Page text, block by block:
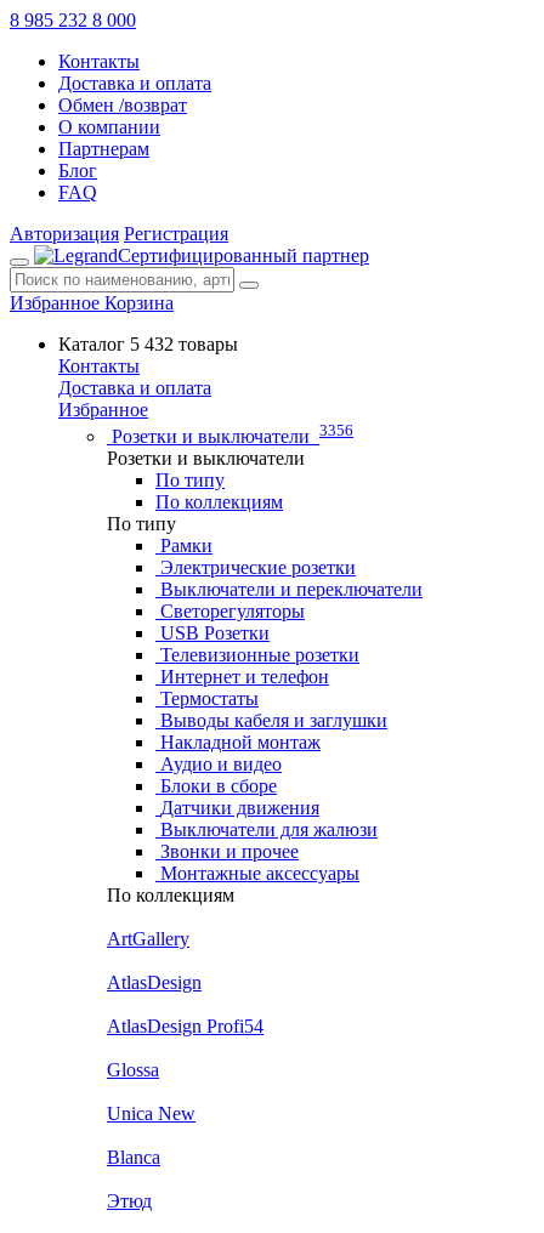
8 985 232 8 000
Контакты
Доставка и оплата
Обмен /возврат
О компании
Партнерам
Блог
FAQ
Авторизация Регистрация
Сертифицированный партнер
Избранное Корзина
Каталог 5 432 товары
Контакты
Доставка и оплата
Избранное
Розетки и выключатели 3356
Розетки и выключатели
По типу
По коллекциям
По типу
Рамки
Электрические розетки
Выключатели и переключатели
Светорегуляторы
USB Розетки
Телевизионные розетки
Интернет и телефон
Термостаты
Выводы кабеля и заглушки
Накладной монтаж
Аудио и видео
Блоки в сборе
Датчики движения
Выключатели для жалюзи
Звонки и прочее
Монтажные аксессуары
По коллекциям
ArtGallery
AtlasDesign
AtlasDesign Profi54
Glossa
Unica New
Blanca
Этюд